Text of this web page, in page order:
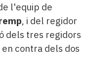
l'equip de
, i del regidor
dels tres regidors
en contra dels dos